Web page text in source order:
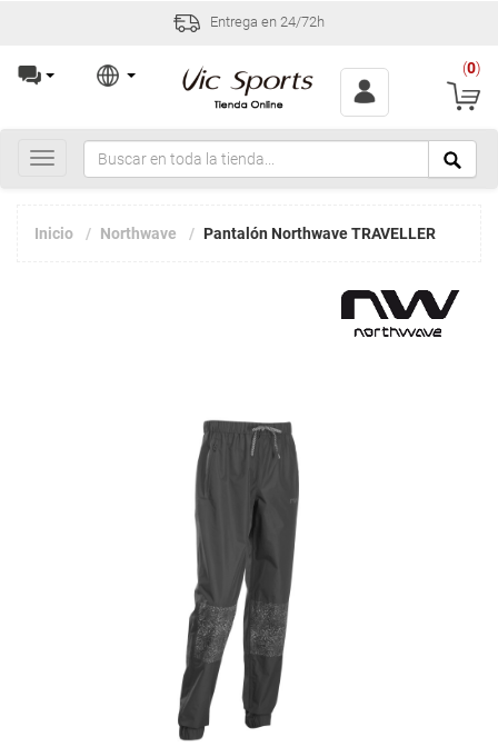
Entrega en 24/72h
(0)
Toggle
navigation
Inicio Northwave Pantalón Northwave TRAVELLER